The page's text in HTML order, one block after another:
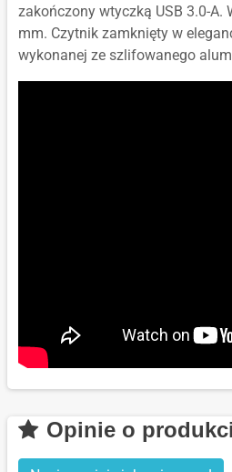
zakończony wtyczką USB 3.0-A.
mm. Czytnik zamknięty w
wykonanej ze szlifowanego
Opinie o